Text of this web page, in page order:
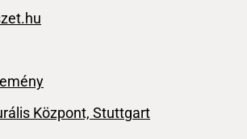
Központ, Stuttgart